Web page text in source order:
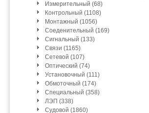
Измерительный (68)
Контрольный (1108)
Монтажный (1056)
Соеденительный (169)
Сигнальный (133)
Связи (1165)
Сетевой (107)
Оптический (74)
Установочный (111)
Обмоточный (174)
Специальный (358)
ЛЭП (338)
Судовой (1860)